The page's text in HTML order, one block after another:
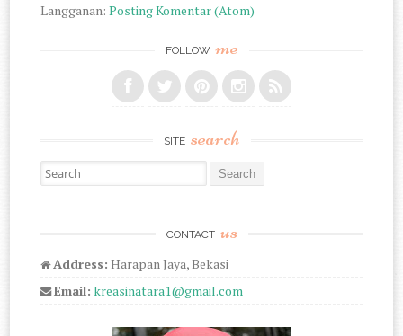
Langganan:Posting Komentar (Atom)
FOLLOW me
SITE search
Search for:
CONTACT us
Address: Harapan Jaya, Bekasi
Email: kreasinatara1@gmail.com